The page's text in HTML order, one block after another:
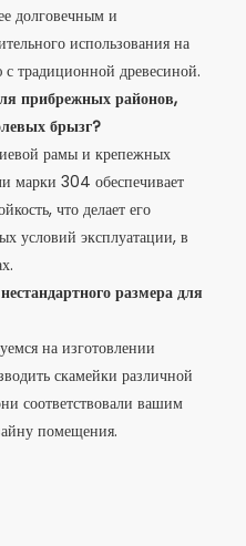
долговечным и
использования на
традиционной древесиной.
прибрежных районов,
брызг?
рамы и крепежных
марки 304 обеспечивает
что делает его
условий эксплуатации, в
размера для
на изготовлении
скамейки различной
соответствовали вашим
помещения.